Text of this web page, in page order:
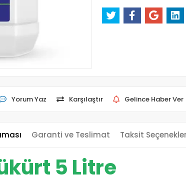
Yorum Yaz Karşılaştır Gelince Haber Ver
Garanti ve Teslimat Taksit
5 Litre